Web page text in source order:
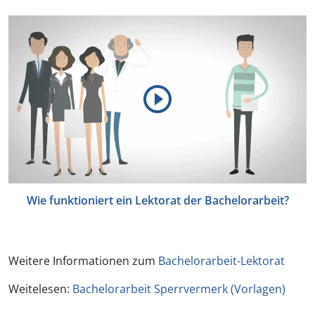
Wie funktioniert ein Lektorat der Bachelorarbeit?
Weitere Informationen zum Bachelorarbeit-Lektorat
Weitelesen: Bachelorarbeit Sperrvermerk (Vorlagen)